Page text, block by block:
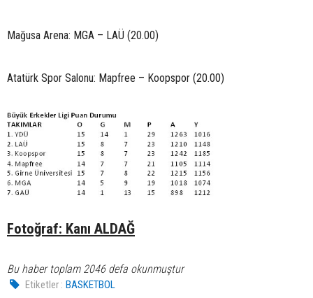
Mağusa Arena: MGA – LAÜ (20.00)
Atatürk Spor Salonu: Mapfree – Koopspor (20.00)
Fotoğraf: Kanı ALDAĞ
Bu haber toplam 2046 defa okunmuştur
Etiketler : BASKETBOL